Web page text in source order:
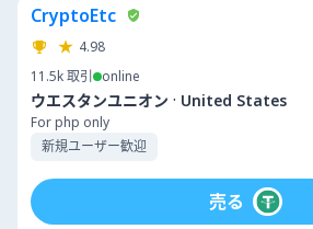
CryptoEtc
4.98
11.5k取引 online
ウエスタンユニオン · United States
For php only
新規ユーザー歓迎
売る